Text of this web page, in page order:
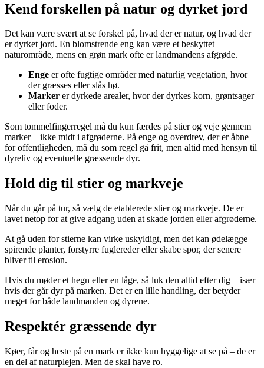
Kend forskellen på natur og dyrket jord
Det kan være svært at se forskel på, hvad der er natur, og hvad der
er dyrket jord. En blomstrende eng kan være et beskyttet
naturområde, mens en grøn mark ofte er landmandens afgrøde.
Enge er ofte fugtige områder med naturlig vegetation, hvor
der græsses eller slås hø.
Marker er dyrkede arealer, hvor der dyrkes korn, grøntsager
eller foder.
Som tommelfingerregel må du kun færdes på stier og veje gennem
marker – ikke midt i afgrøderne. På enge og overdrev, der er åbne
for offentligheden, må du som regel gå frit, men altid med hensyn til
dyreliv og eventuelle græssende dyr.
Hold dig til stier og markveje
Når du går på tur, så vælg de etablerede stier og markveje. De er
lavet netop for at give adgang uden at skade jorden eller afgrøderne.
At gå uden for stierne kan virke uskyldigt, men det kan ødelægge
spirende planter, forstyrre fuglereder eller skabe spor, der senere
bliver til erosion.
Hvis du møder et hegn eller en låge, så luk den altid efter dig – især
hvis der går dyr på marken. Det er en lille handling, der betyder
meget for både landmanden og dyrene.
Respektér græssende dyr
Køer, får og heste på en mark er ikke kun hyggelige at se på – de er
en del af naturplejen. Men de skal have ro.